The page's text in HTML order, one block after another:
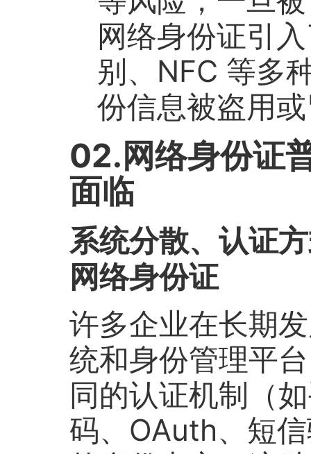
网络身份证引
别、NFC 等多
份信息被盗用
02.网络身份证
面临
系统分散、认证
网络身份证
许多企业在长期
统和身份管理平
同的认证机制（
码、OAuth、短